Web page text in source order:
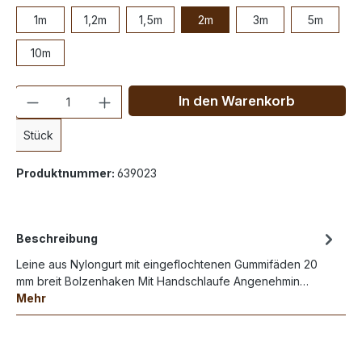
1m 1,2m 1,5m 2m 3m 5m
10m
Anzahl
Stück
In den Warenkorb
Produktnummer: 639023
Beschreibung
Leine aus Nylongurt mit eingeflochtenen Gummifäden 20
mm breit Bolzenhaken Mit Handschlaufe Angenehmin…
Mehr